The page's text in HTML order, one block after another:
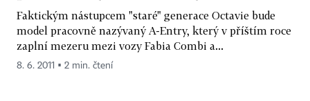
Faktickým nástupcem "staré" generace Octavie bude
model pracovně nazývaný A-Entry, který v příštím roce
zaplní mezeru mezi vozy Fabia Combi a...
8. 6. 2011 ▪ 2 min. čtení